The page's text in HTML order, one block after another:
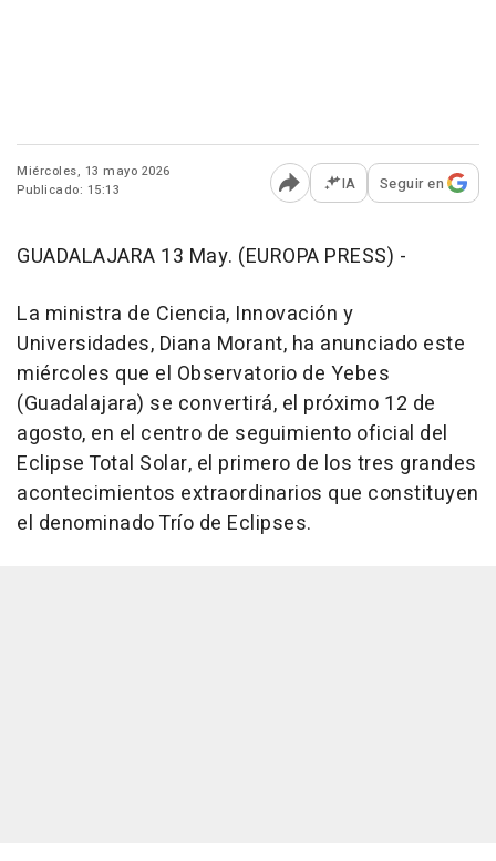
Miércoles, 13 mayo 2026
Publicado: 15:13
Abrir opciones para
IA Seguir en
GUADALAJARA 13 May. (EUROPA PRESS) -
La ministra de Ciencia, Innovación y
Universidades, Diana Morant, ha anunciado este
miércoles que el Observatorio de Yebes
(Guadalajara) se convertirá, el próximo 12 de
agosto, en el centro de seguimiento oficial del
Eclipse Total Solar, el primero de los tres grandes
acontecimientos extraordinarios que constituyen
el denominado Trío de Eclipses.